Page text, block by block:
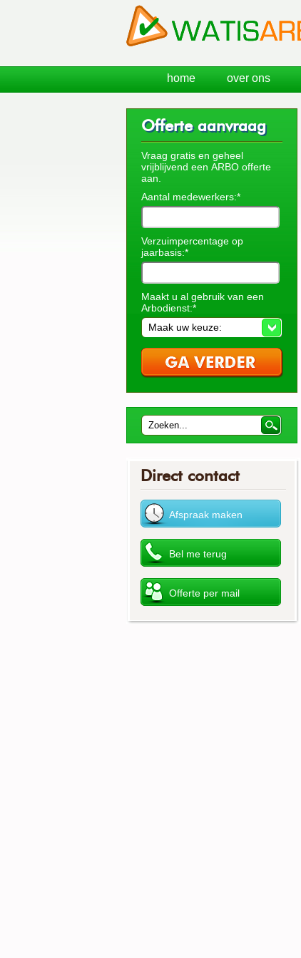
Offerte aanvraag
Vraag gratis en geheel
vrijblijvend een ARBO offerte
aan.
Aantal medewerkers:*
Verzuimpercentage op
jaarbasis:*
Maakt u al gebruik van een
Arbodienst:*
Maak uw keuze:
Direct contact
home over ons